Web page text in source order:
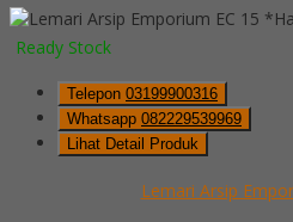
Ready Stock
Telepon 03199900316
Whatsapp 082229539969
Lihat Detail Produk
Lemari Arsip